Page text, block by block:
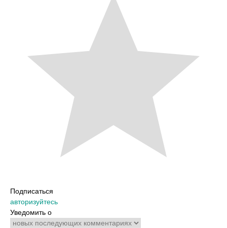
Подписаться
авторизуйтесь
Уведомить о